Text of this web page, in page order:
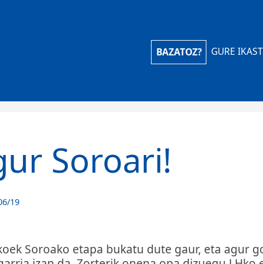
BAZATOZ? GURE
Soroari!
19
Soroako etapa bukatu dute gaur, eta agur